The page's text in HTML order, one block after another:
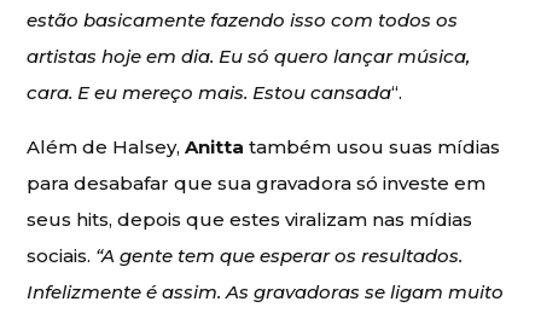
estão basicamente fazendo isso com todos os
artistas hoje em dia. Eu só quero lançar música,
cara. E eu mereço mais. Estou cansada“.
Além de Halsey,Anitta também usou suas mídias
para desabafar que sua gravadora só investe em
seus hits, depois que estes viralizam nas mídias
sociais. “A gente tem que esperar os resultados.
Infelizmente é assim. As gravadoras se ligam muito